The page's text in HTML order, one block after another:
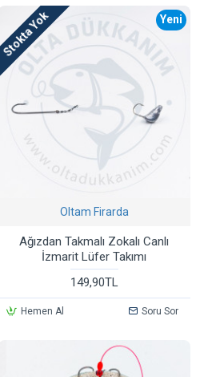
Yeni
Stokta Yok
Oltam Firarda
Ağızdan Takmalı Zokalı Canlı
İzmarit Lüfer Takımı
149,90TL
Hemen Al Soru Sor